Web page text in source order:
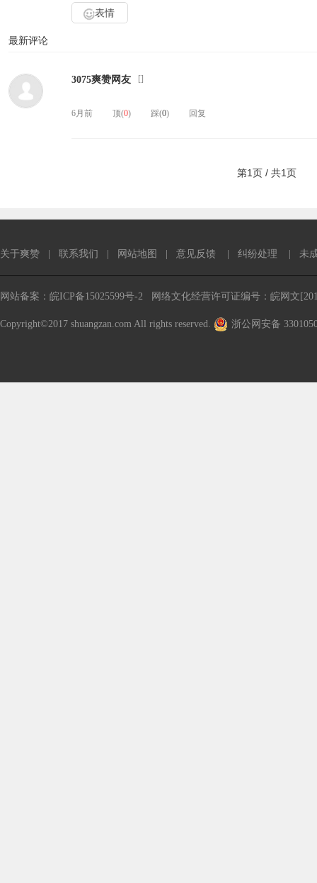
表情
最新评论
3075爽赞网友 []
6月前 顶(0) 踩(0) 回复
第1页 / 共1页
关于爽赞 联系我们 网站地图 意见反馈 纠纷处理 未
网站备案：皖ICP备15025599号-2 网络文化经营许可证编号：皖网文
Copyright©2017 shuangzan.com All rights reserved. 浙公网安备